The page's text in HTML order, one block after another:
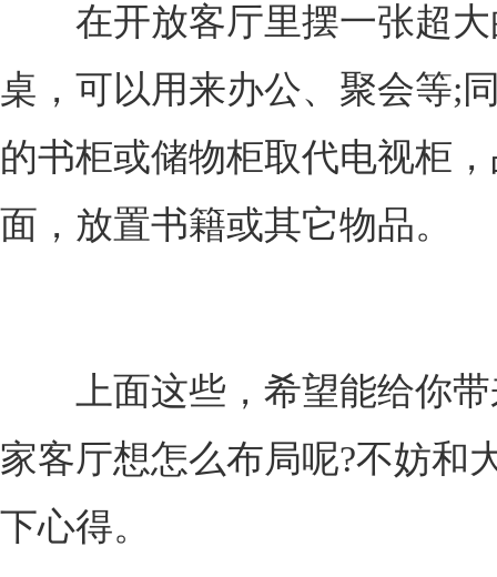
在开放客厅里摆一张超大
桌，可以用来办公、聚会等;
的书柜或储物柜取代电视柜
面，放置书籍或其它物品。
上面这些，希望能给你带
家客厅想怎么布局呢?不妨和
下心得。